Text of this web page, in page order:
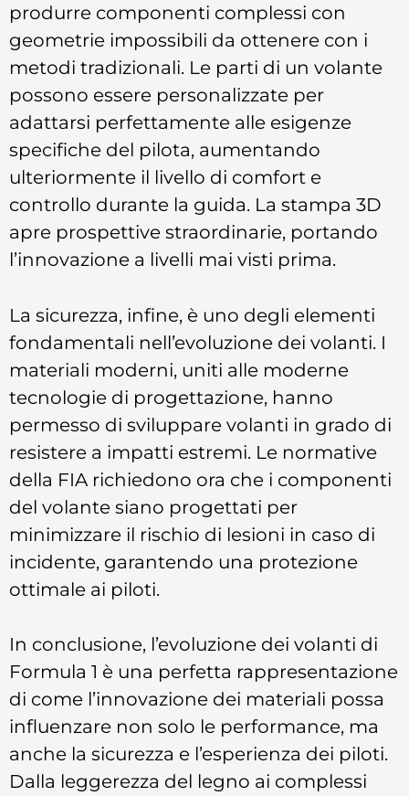
produrre componenti complessi con
geometrie impossibili da ottenere con i
metodi tradizionali. Le parti di un volante
possono essere personalizzate per
adattarsi perfettamente alle esigenze
specifiche del pilota, aumentando
ulteriormente il livello di comfort e
controllo durante la guida. La stampa 3D
apre prospettive straordinarie, portando
l’innovazione a livelli mai visti prima.
La sicurezza, infine, è uno degli elementi
fondamentali nell’evoluzione dei volanti. I
materiali moderni, uniti alle moderne
tecnologie di progettazione, hanno
permesso di sviluppare volanti in grado di
resistere a impatti estremi. Le normative
della FIA richiedono ora che i componenti
del volante siano progettati per
minimizzare il rischio di lesioni in caso di
incidente, garantendo una protezione
ottimale ai piloti.
In conclusione, l’evoluzione dei volanti di
Formula 1 è una perfetta rappresentazione
di come l’innovazione dei materiali possa
influenzare non solo le performance, ma
anche la sicurezza e l’esperienza dei piloti.
Dalla leggerezza del legno ai complessi